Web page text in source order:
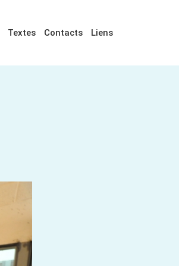
Textes Contacts Liens